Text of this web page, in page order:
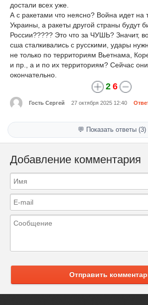
достали всех уже.
А с ракетами что неясно? Война идет на
Украины, а ракеты другой страны будут
России????? Это что за ЧУШЬ? Значит,
сша сталкивались с русскими, удары
не только по территориям Вьетнама,
и пр., а и по их территориям? Сейчас
окончательно.
2 6
Гость Сергей 27 октября 2025 12:40
💬 Показать ответы (3)
Добавление комментария
Отправить